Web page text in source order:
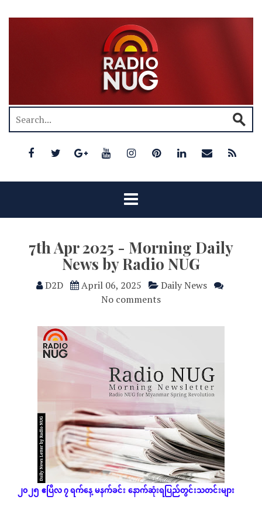
7th Apr 2025 - Morning Daily
News by Radio NUG
D2D April 06, 2025
Daily News
No comments
၂၀၂၅ဧပြီလ ၇ ရက်နေ့မနက်ခင်းနောက်ဆုံးရပြည်တွင်းသတင်းများ